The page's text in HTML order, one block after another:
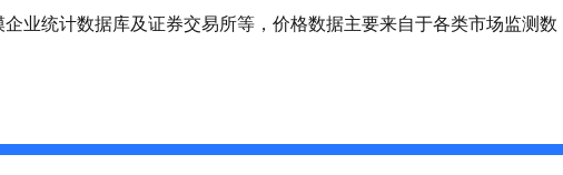
业统计数据库及证券交易所等，价格数据主要来自于各类市场监测数